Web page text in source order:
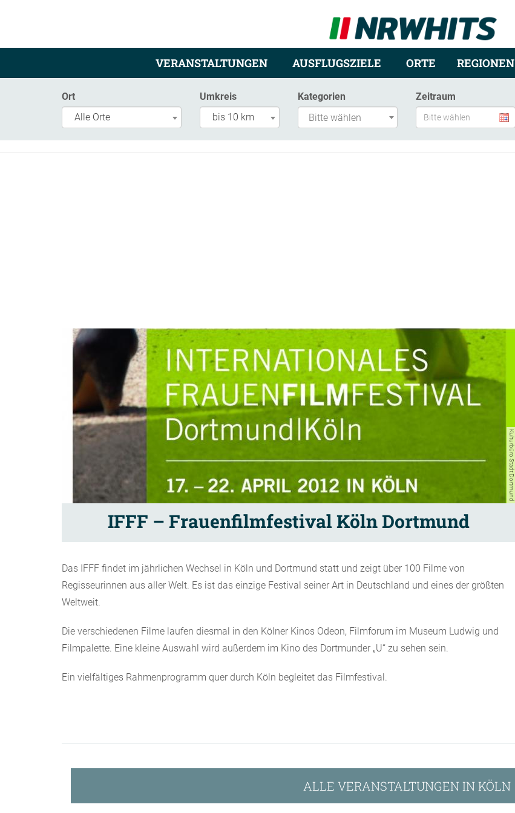
VERANSTALTUNGEN AUSFLUGSZIELE ORTE REGIONEN
Ort
Alle Orte
Umkreis
bis 10 km
Kategorien Zeitraum
Kulturbüro Stadt Dortmund
IFFF – Frauenfilmfestival Köln Dortmund
Das IFFF findet im jährlichen Wechsel in Köln und Dortmund statt und zeigt über 100 Filme von
Regisseurinnen aus aller Welt. Es ist das einzige Festival seiner Art in Deutschland und eines der größten
Weltweit.
Die verschiedenen Filme laufen diesmal in den Kölner Kinos Odeon, Filmforum im Museum Ludwig und
Filmpalette. Eine kleine Auswahl wird außerdem im Kino des Dortmunder „U“ zu sehen sein.
Ein vielfältiges Rahmenprogramm quer durch Köln begleitet das Filmfestival.
ALLE VERANSTALTUNGEN IN KÖLN